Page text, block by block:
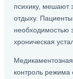
психику, мешают
отдыху.
необходимостью
хроническая
контроль режима